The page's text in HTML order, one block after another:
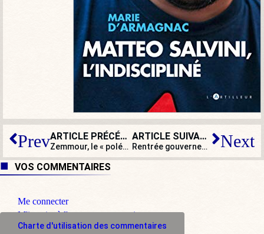
Prev ARTICLE PRÉCÉDENT
Zemmour, le « polémiste » qui bouscule le jeu présidentiel
ARTICLE SUIVANT
Rentrée gouvernementale : quand Emmanuel Macron bat en retraite sur la réforme des retraites et sur le reste… Next
VOS COMMENTAIRES
Me connecter
M'inscrire à l'espace commentaire
Charte d'utilisation des commentaires